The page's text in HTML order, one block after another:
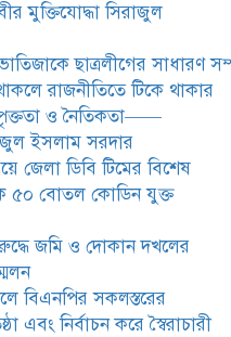
১৯৯১ সালে
নেতাকর্মীরা ভঙ্গুর
এবং নির্বাচন করে
শেখ হাসিনাকে অপসারণ
ঐক্যকেই সুদৃঢ় করার
নির্বাহী কমিটির নেতা,
ইসলাম সরদার
মুক্তিযোদ্ধা সিরাজুল
ছাত্রলীগের সাধারণ
রাজনীতিতে টিকে থাকার
ও নৈতিকতা——
ইসলাম সরদার
জেলা ডিবি টিমের বিশেষ
৫০ বোতল কোডিন যুক্ত
জমি ও দোকান দখলের
বিএনপির সকলস্তরের
এবং নির্বাচন করে স্বৈরাচারী